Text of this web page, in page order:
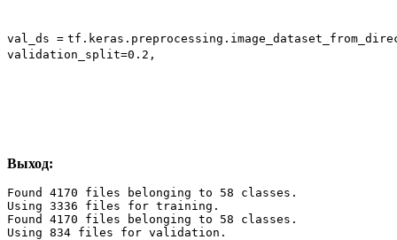
val_ds =
validation_split=0.2 ,
Выход:
Found 4170 files belonging to 58 classes.
Using 3336 files for training.
Found 4170 files belonging to 58 classes.
Using 834 files for validation.